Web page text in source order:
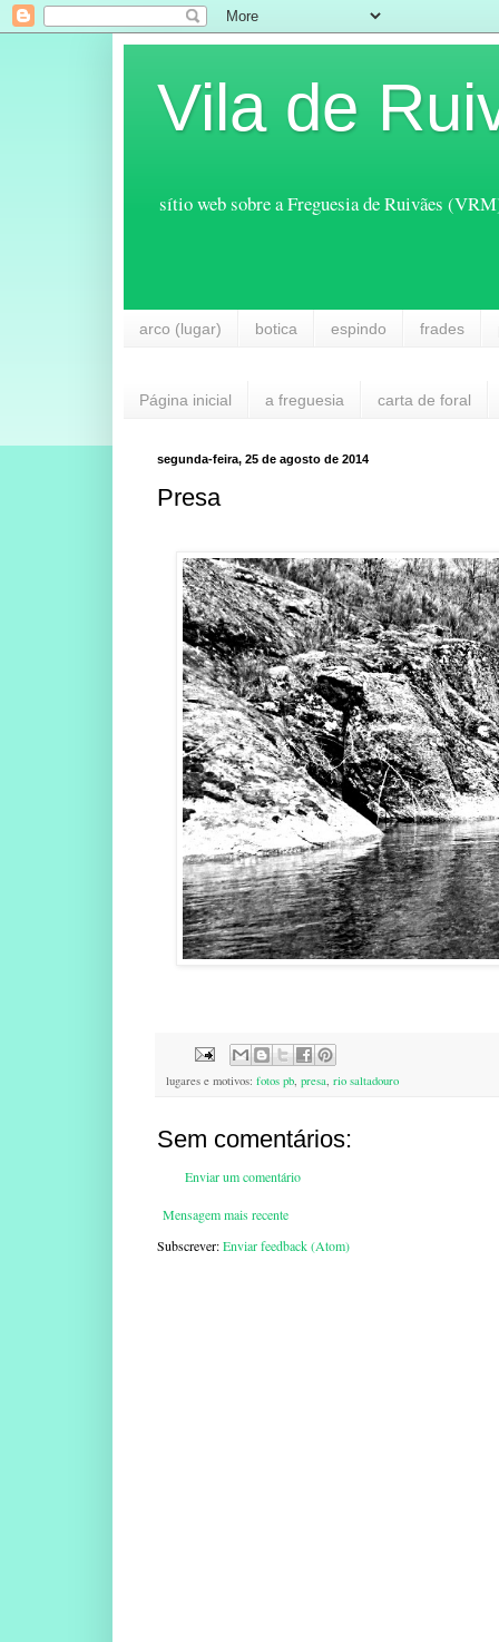
Vila de
sítio web sobre a Freguesia de Ruivães
arco (lugar) botica espindo frades
Página inicial a freguesia carta de foral
segunda-feira, 25 de agosto de 2014
Presa
lugares e motivos: fotos pb, presa, rio saltadouro
Sem comentários:
Enviar um comentário
Mensagem mais recente
Subscrever:Enviar feedback (Atom)